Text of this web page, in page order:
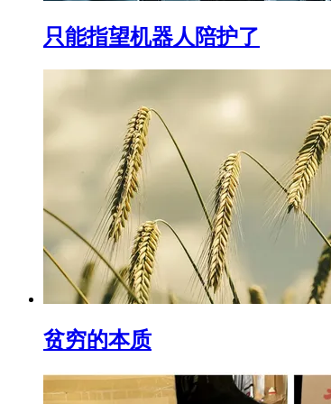
只能指望机器人陪护了
贫穷的本质